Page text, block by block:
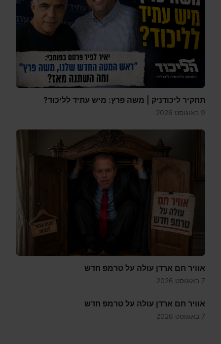
תחקיר ליכודניק | משה פרץ: מיש עתיד לליכוד?
9 באוגוסט 2026
אוויר חם ארדן עולה על טרמפ חדש
7 באוגוסט 2026
אוויר חם ארדן עולה על טרמפ חדש
7 באוגוסט 2026